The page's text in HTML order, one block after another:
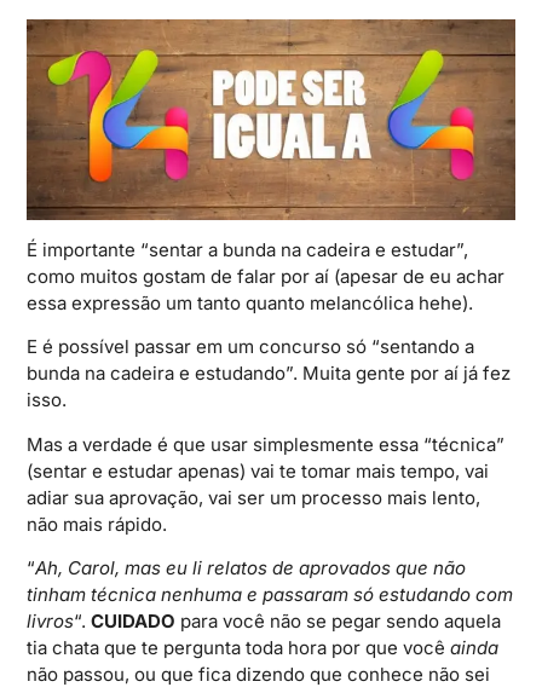
É importante “sentar a bunda na cadeira e estudar”,
como muitos gostam de falar por aí (apesar de eu achar
essa expressão um tanto quanto melancólica hehe).
E é possível passar em um concurso só “sentando a
bunda na cadeira e estudando”. Muita gente por aí já fez
isso.
Mas a verdade é que usar simplesmente essa “técnica”
(sentar e estudar apenas) vai te tomar mais tempo, vai
adiar sua aprovação, vai ser um processo mais lento,
não mais rápido.
“Ah, Carol, mas eu li relatos de aprovados que não
tinham técnica nenhuma e passaram só estudando com
livros“.CUIDADO para você não se pegar sendo aquela
tia chata que te pergunta toda hora por que vocêainda
não passou, ou que fica dizendo que conhece não sei